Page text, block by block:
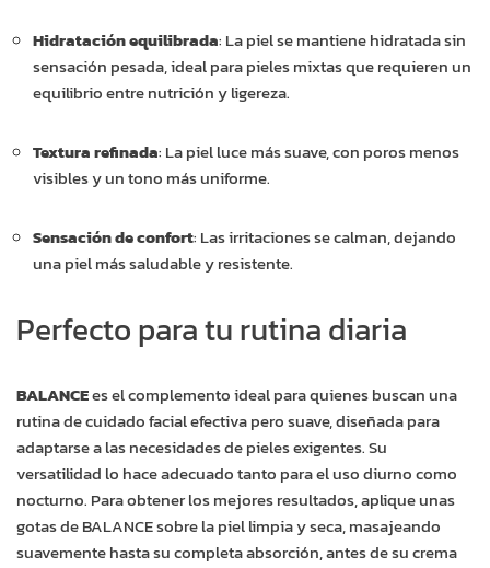
Hidratación equilibrada: La piel se mantiene hidratada sin
sensación pesada, ideal para pieles mixtas que requieren un
equilibrio entre nutrición y ligereza.
Textura refinada: La piel luce más suave, con poros menos
visibles y un tono más uniforme.
Sensación de confort: Las irritaciones se calman, dejando
una piel más saludable y resistente.
Perfecto para tu rutina diaria
BALANCEes el complemento ideal para quienes buscan una
rutina de cuidado facial efectiva pero suave, diseñada para
adaptarse a las necesidades de pieles exigentes. Su
versatilidad lo hace adecuado tanto para el uso diurno como
nocturno. Para obtener los mejores resultados, aplique unas
gotas de BALANCE sobre la piel limpia y seca, masajeando
suavemente hasta su completa absorción, antes de su crema